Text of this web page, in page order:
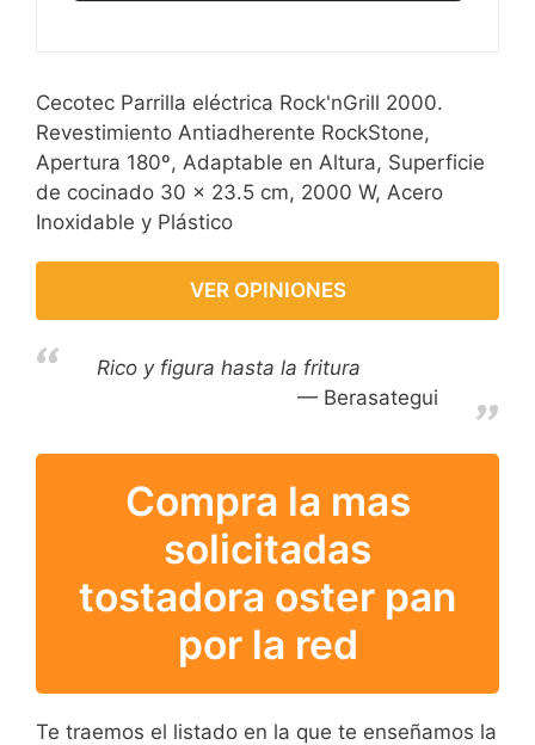
Cecotec Parrilla eléctrica Rock'nGrill 2000.
Revestimiento Antiadherente RockStone,
Apertura 180º, Adaptable en Altura, Superficie
de cocinado 30 x 23.5 cm, 2000 W, Acero
Inoxidable y Plástico
VER OPINIONES
Rico y figura hasta la fritura
Berasategui
Compra la mas
solicitadas
tostadora oster pan
por la red
Te traemos el listado en la que te enseñamos la